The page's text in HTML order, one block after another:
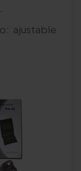
ajustable